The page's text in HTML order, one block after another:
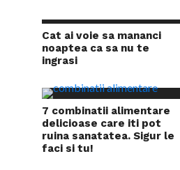
Cat ai voie sa mananci
noaptea ca sa nu te
ingrasi
7 combinatii alimentare
delicioase care iti pot
ruina sanatatea. Sigur le
faci si tu!